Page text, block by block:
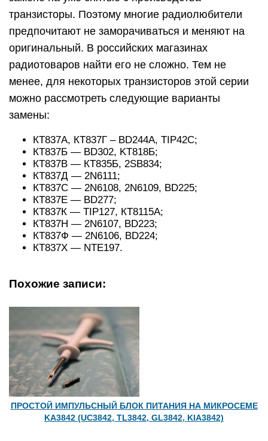
транзисторы. Поэтому многие радиолюбители
предпочитают не заморачиваться и меняют на
оригинальный. В российских магазинах
радиотоваров найти его не сложно. Тем не
менее, для некоторых транзисторов этой серии
можно рассмотреть следующие варианты
замены:
КТ837А, КТ837Г – BD244A, TIP42C;
КТ837Б — BD302, KT818Б;
КТ837В — КТ835Б, 2SB834;
КТ837Д — 2N6111;
КТ837C — 2N6108, 2N6109, BD225;
КТ837Е — BD277;
КТ837К — TIP127, КТ8115А;
КТ837Н — 2N6107, BD223;
КТ837Ф — 2N6106, BD224;
КТ837Х — NTE197.
Похожие записи:
ПРОСТОЙ ИМПУЛЬСНЫЙ БЛОК ПИТАНИЯ НА МИКРОСЕМЕ
KA3842 (UC3842, TL3842, GL3842, KIA3842)